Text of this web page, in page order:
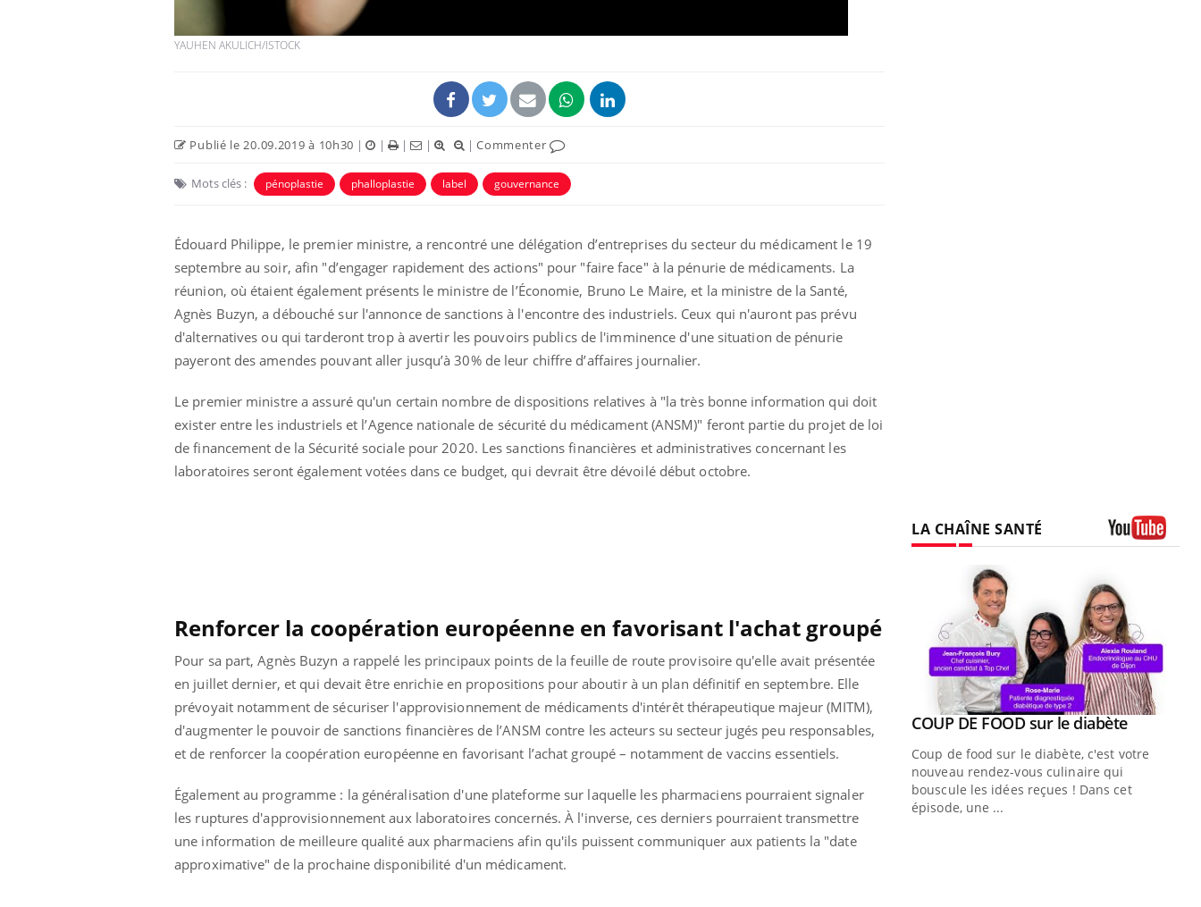
YAUHEN AKULICH/ISTOCK
Publié le 20.09.2019 à 10h30 | | | | |Commenter
Mots clés : pénoplastie phalloplastie label gouvernance
Édouard Philippe, le premier ministre, a rencontré une délégation d’entreprises du secteur du médicament le 19
septembre au soir, afin "d’engager rapidement des actions" pour "faire face" à la pénurie de médicaments. La
réunion, où étaient également présents le ministre de l’Économie, Bruno Le Maire, et la ministre de la Santé,
Agnès Buzyn, a débouché sur l'annonce de sanctions à l'encontre des industriels. Ceux qui n'auront pas prévu
d'alternatives ou qui tarderont trop à avertir les pouvoirs publics de l'imminence d'une situation de pénurie
payeront des amendes pouvant aller jusqu’à 30% de leur chiffre d’affaires journalier.
Le premier ministre a assuré qu'un certain nombre de dispositions relatives à "la très bonne information qui doit
exister entre les industriels et l’Agence nationale de sécurité du médicament (ANSM)" feront partie du projet de loi
de financement de la Sécurité sociale pour 2020. Les sanctions financières et administratives concernant les
laboratoires seront également votées dans ce budget, qui devrait être dévoilé début octobre.
Renforcer la coopération européenne en favorisant l'achat groupé
Pour sa part, Agnès Buzyn a rappelé les principaux points de la feuille de route provisoire qu'elle avait présentée
en juillet dernier, et qui devait être enrichie en propositions pour aboutir à un plan définitif en septembre. Elle
prévoyait notamment de sécuriser l'approvisionnement de médicaments d'intérêt thérapeutique majeur (MITM),
d'augmenter le pouvoir de sanctions financières de l’ANSM contre les acteurs su secteur jugés peu responsables,
et de renforcer la coopération européenne en favorisant l’achat groupé – notamment de vaccins essentiels.
Également au programme : la généralisation d'une plateforme sur laquelle les pharmaciens pourraient signaler
les ruptures d'approvisionnement aux laboratoires concernés. À l'inverse, ces derniers pourraient transmettre
une information de meilleure qualité aux pharmaciens afin qu'ils puissent communiquer aux patients la "date
approximative" de la prochaine disponibilité d'un médicament.
LA CHAÎNE SANTÉ
Eczéma Chronique des Mains : se
préparer pour l’été ! Youtube
rythme de vie ! Vacances, plage, piscine,
soleil, activités en plein air… Nos mains
Youtube
Diabète & Ramadan 2026 Youtube
Le Ramadan approche, et, pour de
diabète, c'est une période de questions, de
Un « jumeau numérique » pour
faciliter l’accès à la médecine
préventiveYoutube
Un établissement lié à un groupe
mutualiste innove en matière de bilan de
santé : l'utilisation d'un « jumeau
numérique » permet ...
Youtube
COUP DE FOOD sur le diabèteYoutube
Coup de food sur le diabète, c'est votre
nouveau rendez-vous culinaire qui
bouscule les idées reçues ! Dans cet
épisode, une ...